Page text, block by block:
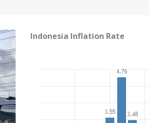
Indonesia Inflation Rate